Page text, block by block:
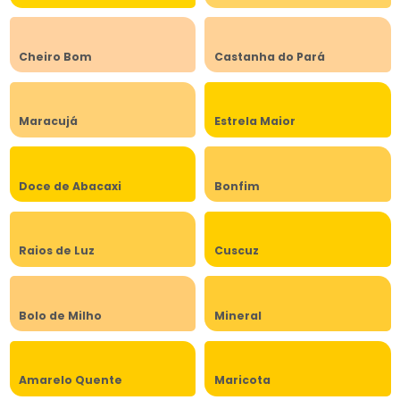
Cheiro Bom Castanha do Pará
Maracujá Estrela Maior
Doce de Abacaxi Bonfim
Raios de Luz Cuscuz
Bolo de Milho Mineral
Amarelo Quente Maricota